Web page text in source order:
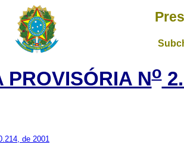
PROVISÓRIA No
de 2001